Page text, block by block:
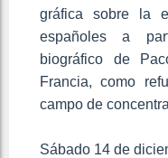
gráfica sobre la
españoles a
biográfico de
Francia, como
campo de
Sábado 14 de